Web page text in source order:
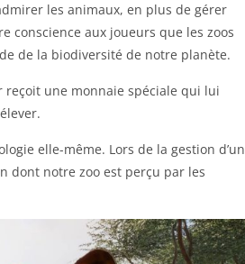
les animaux, en plus de gérer
conscience aux joueurs que les zoos
de la biodiversité de notre planète.
reçoit une monnaie spéciale qui lui
elle-même. Lors de la gestion d’un
dont notre zoo est perçu par les